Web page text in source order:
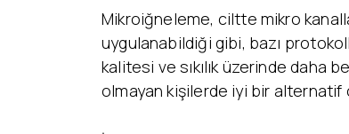
Mikroiğneleme, ciltte mikro
uygulanabildiği gibi, bazı
kalitesi ve sıkılık üzerinde daha
olmayan kişilerde iyi bir alternatif